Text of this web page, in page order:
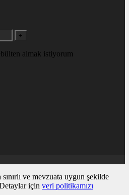
+
almak istiyorum
ve mevzuata uygun şekilde
için veri politikamızı